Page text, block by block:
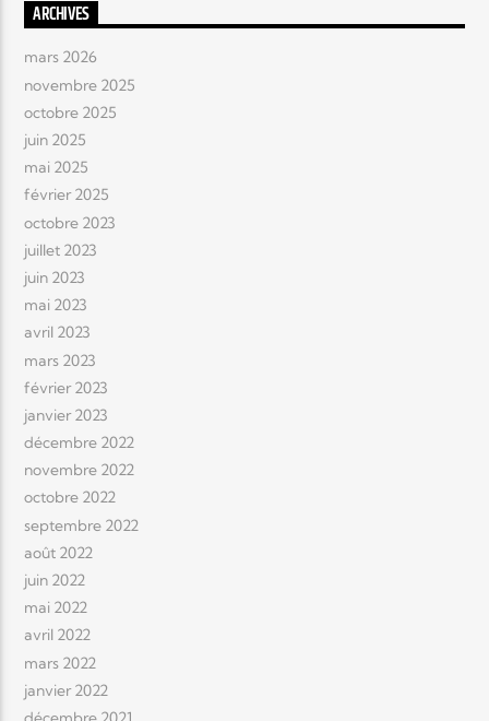
ARCHIVES
mars 2026
novembre 2025
octobre 2025
juin 2025
mai 2025
février 2025
octobre 2023
juillet 2023
juin 2023
mai 2023
avril 2023
mars 2023
février 2023
janvier 2023
décembre 2022
novembre 2022
octobre 2022
septembre 2022
août 2022
juin 2022
mai 2022
avril 2022
mars 2022
janvier 2022